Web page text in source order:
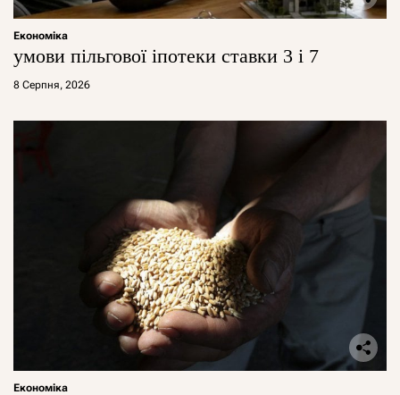
Економіка
умови пільгової іпотеки ставки 3 і 7
8 Серпня, 2026
Економіка